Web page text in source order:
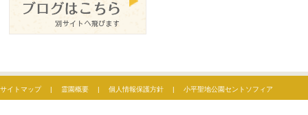
サイトマップ| 霊園概要 | 個人情報保護方針 | 小平聖地公園セントソフィア